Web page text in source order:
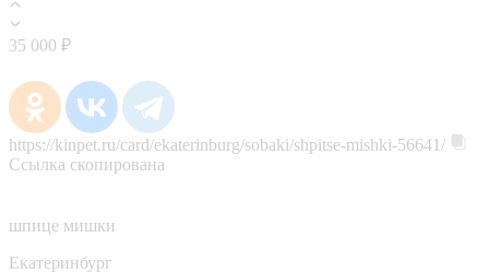
35 000 ₽
https://kinpet.ru/card/ekaterinburg/sobaki/shpitse-mishki-56641/
Ссылка скопирована
шпице мишки
Екатеринбург